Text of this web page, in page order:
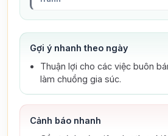
Gợi ý nhanh theo ngày
Thuận lợi cho các việc buôn
làm chuồng gia súc.
Cảnh báo nhanh